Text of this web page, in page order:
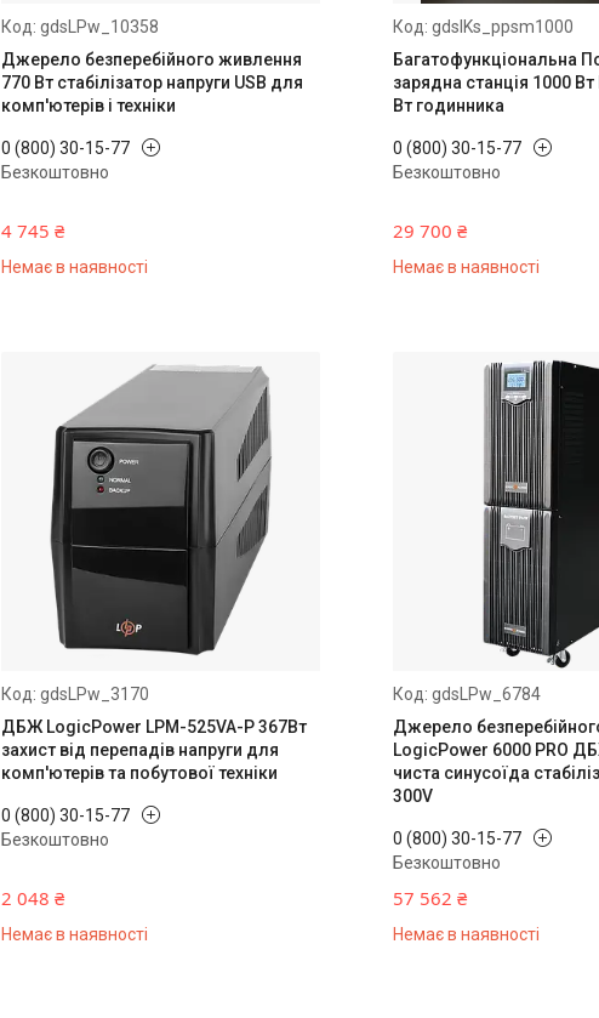
gdsLPw_10358
Джерело безперебійного живлення
770 Вт стабілізатор напруги USB для
комп'ютерів і техніки
0 (800) 30-15-77
Безкоштовно
4 745 ₴
Немає в наявності
gdsIKs_ppsm1000
Багатофункціональна
зарядна станція 1000 Вт
Вт годинника
0 (800) 30-15-77
Безкоштовно
29 700 ₴
Немає в наявності
gdsLPw_3170
ДБЖ LogicPower LPM-525VA-P 367Вт
захист від перепадів напруги для
комп'ютерів та побутової техніки
0 (800) 30-15-77
Безкоштовно
2 048 ₴
Немає в наявності
gdsLPw_6784
Джерело
LogicPower 6000 PRO
чиста синусоїда
300V
0 (800) 30-15-77
Безкоштовно
57 562 ₴
Немає в наявності